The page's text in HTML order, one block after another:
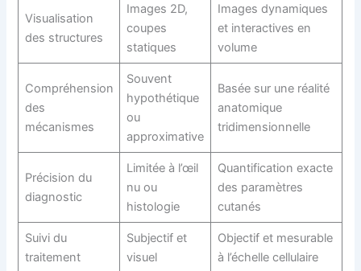
Visualisation
des structures
Images 2D,
coupes
statiques
Images dynamiques
et interactives en
volume
Compréhension
des
mécanismes
Souvent
hypothétique
ou
approximative
Basée sur une réalité
anatomique
tridimensionnelle
Précision du
diagnostic
Limitée à l’œil
nu ou
histologie
Quantification exacte
des paramètres
cutanés
Suivi du
traitement
Subjectif et
visuel
Objectif et mesurable
à l’échelle cellulaire